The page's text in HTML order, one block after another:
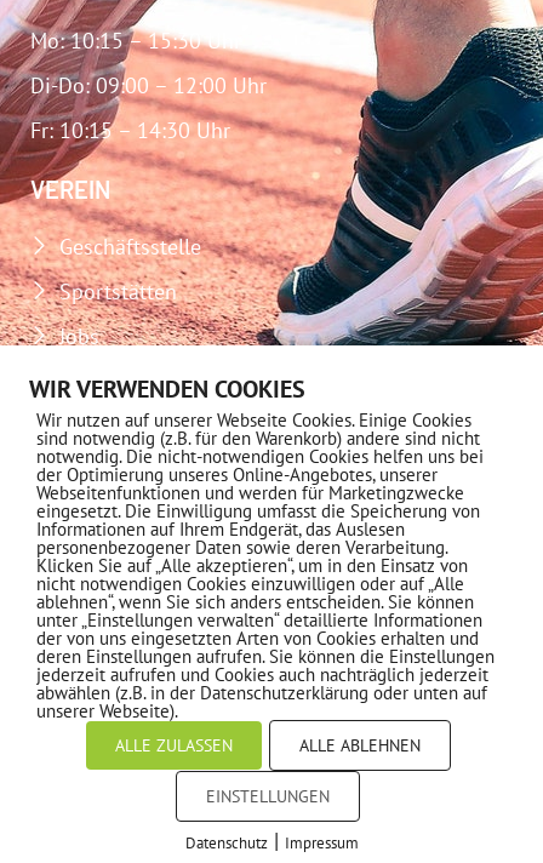
Mo: 10:15 – 15:30 Uhr
Di-Do: 09:00 – 12:00 Uhr
Fr: 10:15 – 14:30 Uhr
VEREIN
Geschäftsstelle
Sportstätten
Jobs
Download-Center
Impressum
Datenschutz
MITGLIEDSCHAFT
Informationen
NEWSLETTER ABONNIEREN
© 2022 - MTV 1862 e.V. Kronberg
WIR VERWENDEN COOKIES
Wir nutzen auf unserer Webseite Cookies. Einige Cookies
sind notwendig (z.B. für den Warenkorb) andere sind nicht
notwendig. Die nicht-notwendigen Cookies helfen uns bei
der Optimierung unseres Online-Angebotes, unserer
Webseitenfunktionen und werden für Marketingzwecke
eingesetzt. Die Einwilligung umfasst die Speicherung von
Informationen auf Ihrem Endgerät, das Auslesen
personenbezogener Daten sowie deren Verarbeitung.
Klicken Sie auf „Alle akzeptieren“, um in den Einsatz von
nicht notwendigen Cookies einzuwilligen oder auf „Alle
ablehnen“, wenn Sie sich anders entscheiden. Sie können
unter „Einstellungen verwalten“ detaillierte Informationen
der von uns eingesetzten Arten von Cookies erhalten und
deren Einstellungen aufrufen. Sie können die Einstellungen
jederzeit aufrufen und Cookies auch nachträglich jederzeit
abwählen (z.B. in der Datenschutzerklärung oder unten auf
unserer Webseite).
ALLE ZULASSEN ALLE ABLEHNEN
EINSTELLUNGEN
Datenschutz| Impressum